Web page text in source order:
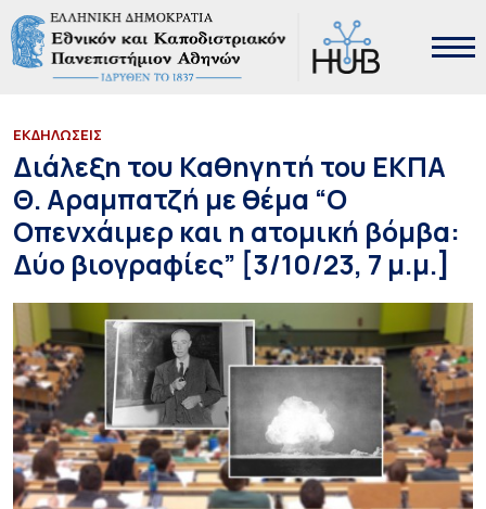
ΕΚΔΗΛΩΣΕΙΣ
Διάλεξη του Καθηγητή του ΕΚΠΑ
Θ. Αραμπατζή με θέμα “Ο
Οπενχάιμερ και η ατομική βόμβα:
Δύο βιογραφίες” [3/10/23, 7 μ.μ.]